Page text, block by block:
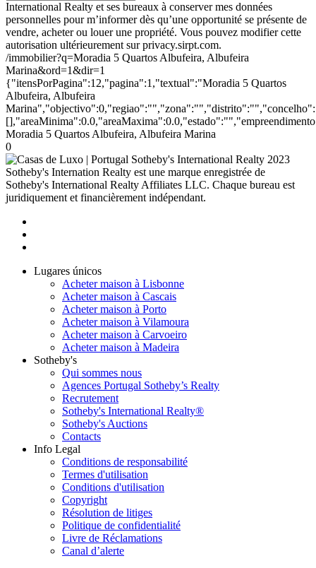
International Realty et ses bureaux à conserver mes données
personnelles pour m’informer dès qu’une opportunité se présente de
vendre, acheter ou louer une propriété. Vous pouvez modifier cette
autorisation ultérieurement sur privacy.sirpt.com.
/immobilier?q=Moradia 5 Quartos Albufeira, Albufeira
Marina&ord=1&dir=1
{"itensPorPagina":12,"pagina":1,"textual":"Moradia 5 Quartos
Albufeira, Albufeira
Moradia 5 Quartos Albufeira, Albufeira Marina
0
2023
Sotheby's Internation Realty est une marque enregistrée de
Sotheby's International Realty Affiliates LLC. Chaque bureau est
juridiquement et financièrement indépendant.
Lugares únicos
Acheter maison à Lisbonne
Acheter maison à Cascais
Acheter maison à Porto
Acheter maison à Vilamoura
Acheter maison à Carvoeiro
Acheter maison à Madeira
Sotheby's
Qui sommes nous
Agences Portugal Sotheby’s Realty
Recrutement
Sotheby's International Realty®
Sotheby's Auctions
Contacts
Info Legal
Conditions de responsabilité
Termes d'utilisation
Conditions d'utilisation
Copyright
Résolution de litiges
Politique de confidentialité
Livre de Réclamations
Canal d’alerte